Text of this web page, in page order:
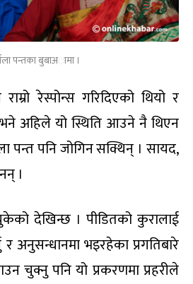
पन्तका बुबाअामा ।
रेस्पोन्स गरिदिएको थियो र
अहिले यो स्थिति आउने नै थिएन
पन्त पनि जोगिन सक्थिन् । सायद,
।
देखिन्छ । पीडितको कुरालाई
अनुसन्धानमा भइरहेका प्रगतिबारे
चुक्नु पनि यो प्रकरणमा प्रहरीले